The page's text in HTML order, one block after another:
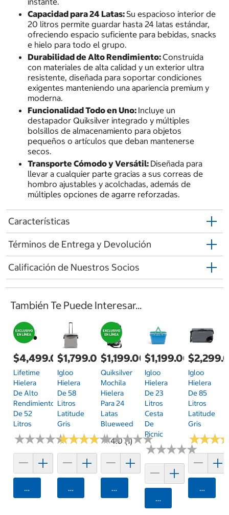
Capacidad para 24 Latas:Su espacioso interior de
20 litros permite guardar hasta 24 latas estándar,
ofreciendo espacio suficiente para bebidas, snacks
e hielo para todo el grupo.
Durabilidad de Alto Rendimiento:Construida
con materiales de alta calidad y un exterior ultra
resistente, diseñada para soportar condiciones
exigentes manteniendo una apariencia premium y
moderna.
Funcionalidad Todo en Uno: Incluye un
destapador Quiksilver integrado y múltiples
bolsillos de almacenamiento para objetos
pequeños o artículos que deban mantenerse
secos.
Transporte Cómodo y Versátil: Diseñada para
llevar a cualquier parte gracias a sus correas de
hombro ajustables y acolchadas, además de
múltiples opciones de agarre reforzadas.
Características
Términos de Entrega y Devolución
Calificación de Nuestros Socios
También Te Puede Interesar...
$4,499.00
Lifetime
Hielera
De Alto
Rendimiento
De 52
Litros
★★★★★
★★★★★
Agregar
$1,799.00
Igloo
Hielera
De 58
Litros
Latitude
Gris
★★★★★
★★★★★4.0 (1)
Agregar
$1,199.00
Quiksilver
Mochila
Hielera
Para 24
Latas
Blueweed
★★★★★
★★★★★
Agregar
$1,199.00
Igloo
Hielera
De 23
Litros
Cesta
De
Picnic
★★★★★
★★★★★
Agregar
Igloo
Hielera
De 85
Litros
Latitude
Gris
★★★
★★★